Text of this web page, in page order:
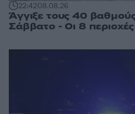
22:4208.08.26
Άγγιξε τους 40
Σάββατο - Οι 8